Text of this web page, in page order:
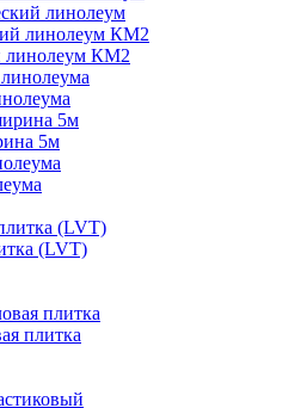
линолеум
линолеум КМ2
5м
(LVT)
плитка